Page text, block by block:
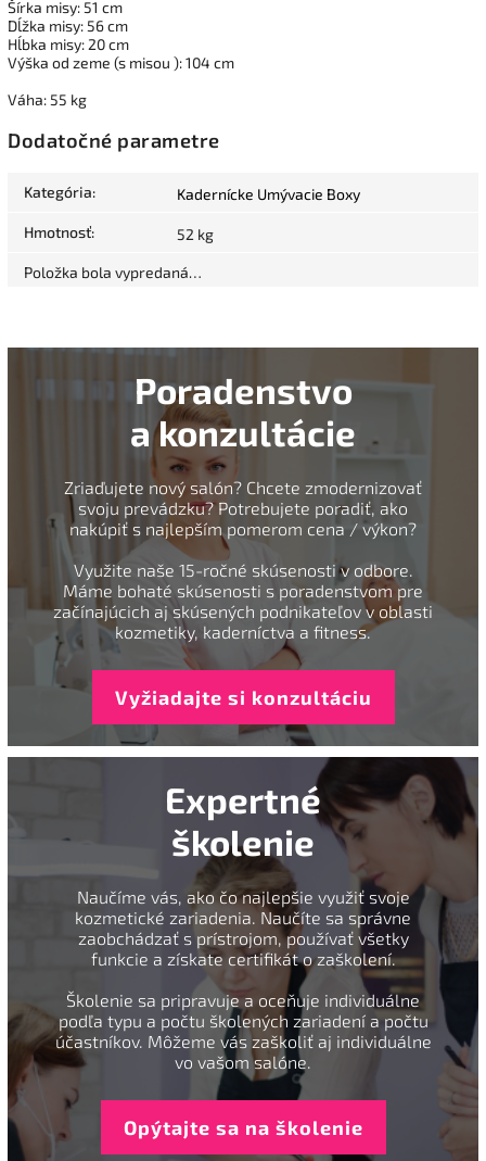
Šírka misy: 51 cm
Dĺžka misy: 56 cm
Hĺbka misy: 20 cm
Výška od zeme (s misou ): 104 cm
Váha: 55 kg
Dodatočné parametre
Kategória: Kadernícke Umývacie Boxy
Hmotnosť: 52 kg
Položka bola vypredaná…
Poradenstvo
a konzultácie
Zriaďujete nový salón? Chcete zmodernizovať
svoju prevádzku? Potrebujete poradiť, ako
nakúpiť s najlepším pomerom cena / výkon?
Využite naše 15-ročné skúsenosti v odbore.
Máme bohaté skúsenosti s poradenstvom pre
začínajúcich aj skúsených podnikateľov v oblasti
kozmetiky, kaderníctva a fitness.
Vyžiadajte si konzultáciu
Expertné
školenie
Naučíme vás, ako čo najlepšie využiť svoje
kozmetické zariadenia. Naučíte sa správne
zaobchádzať s prístrojom, používať všetky
funkcie a získate certifikát o zaškolení.
Školenie sa pripravuje a oceňuje individuálne
podľa typu a počtu školených zariadení a počtu
účastníkov. Môžeme vás zaškoliť aj individuálne
vo vašom salóne.
Opýtajte sa na školenie